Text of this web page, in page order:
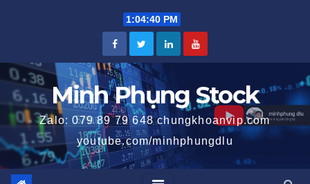
1:04:41 PM
Minh Phụng Stock
Zalo: 079 89 79 648 chungkhoanvip.com
youtube.com/minhphungdlu